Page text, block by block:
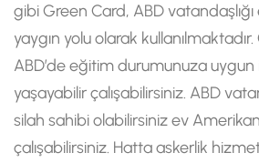
gibi Green Card, ABD
yaygın yolu olarak
ABD’de eğitim durumunuza
yaşayabilir çalışabilirsiniz. ABD
silah sahibi olabilirsiniz ev
çalışabilirsiniz. Hatta askerlik